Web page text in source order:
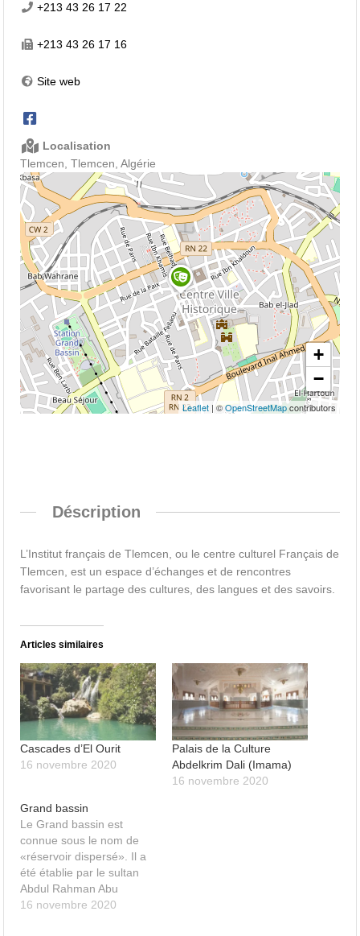
+213 43 26 17 22
+213 43 26 17 16
Site web
Localisation
Tlemcen, Tlemcen, Algérie
+
−
Leaflet| ©OpenStreetMapcontributors
Déscription
L’Institut français de Tlemcen, ou le centre culturel Français de
Tlemcen,est un espace d’échanges et de rencontres
favorisant le partage des cultures, des langues et des savoirs.
Articles similaires
Cascades d’El Ourit
16 novembre 2020
Palais de la Culture
Abdelkrim Dali (Imama)
16 novembre 2020
Grand bassin
Le Grand bassin est
connue sous le nom de
«réservoir dispersé». Il a
été établie par le sultan
Abdul Rahman Abu
Tashfin en 1317 après JC
16 novembre 2020